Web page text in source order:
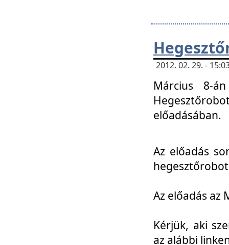
2012. 02. 29. -
Március 8-
előadásában.
Az előadás
Az előadás az
Kérjük, aki
az alábbi